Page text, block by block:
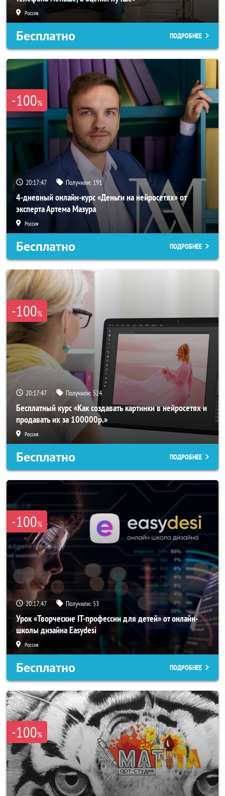
Россия
Бесплатно ПОДРОБНЕЕ
-100%
20:17:45 Получили: 191
4-дневный онлайн-курс «Деньги на нейросетях» от
эксперта Артема Мазура
Россия
Бесплатно ПОДРОБНЕЕ
-100%
20:17:45 Получили: 524
Бесплатный курс «Как создавать картинки в нейросетях и
продавать их за 100000р.»
Россия
Бесплатно ПОДРОБНЕЕ
-100%
20:17:45 Получили: 53
Урок «Творческие IT-профессии для детей» от онлайн-
школы дизайна Easydesi
Россия
Бесплатно ПОДРОБНЕЕ
-100%